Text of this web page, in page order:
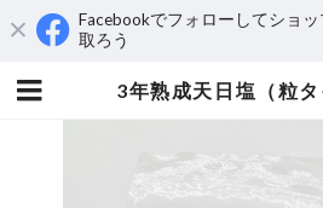
Facebookでフォローしてショ
取ろう